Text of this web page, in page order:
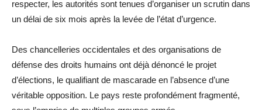
respecter, les autorités sont tenues d’organiser un scrutin dans
un délai de six mois après la levée de l’état d’urgence.
Des chancelleries occidentales et des organisations de
défense des droits humains ont déjà dénoncé le projet
d’élections, le qualifiant de mascarade en l’absence d’une
véritable opposition. Le pays reste profondément fragmenté,